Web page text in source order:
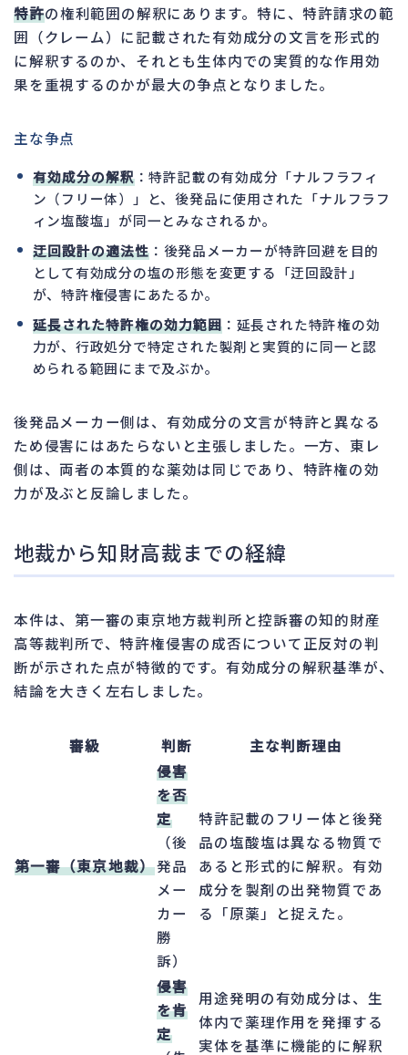
特許の権利範囲の解釈にあります。特に、特許請求の範
囲（クレーム）に記載された有効成分の文言を形式的
に解釈するのか、それとも生体内での実質的な作用効
果を重視するのかが最大の争点となりました。
主な争点
有効成分の解釈：特許記載の有効成分「ナルフラフィ
ン（フリー体）」と、後発品に使用された「ナルフラフ
ィン塩酸塩」が同一とみなされるか。
迂回設計の適法性：後発品メーカーが特許回避を目的
として有効成分の塩の形態を変更する「迂回設計」
が、特許権侵害にあたるか。
延長された特許権の効力範囲：延長された特許権の効
力が、行政処分で特定された製剤と実質的に同一と認
められる範囲にまで及ぶか。
後発品メーカー側は、有効成分の文言が特許と異なる
ため侵害にはあたらないと主張しました。一方、東レ
側は、両者の本質的な薬効は同じであり、特許権の効
力が及ぶと反論しました。
地裁から知財高裁までの経緯
本件は、第一審の東京地方裁判所と控訴審の知的財産
高等裁判所で、特許権侵害の成否について正反対の判
断が示された点が特徴的です。有効成分の解釈基準が、
結論を大きく左右しました。
審級 判断 主な判断理由
第一審（東京地裁）
侵害
を否
定
（後
発品
メー
カー
勝
訴）
特許記載のフリー体と後発
品の塩酸塩は異なる物質で
あると形式的に解釈。有効
成分を製剤の出発物質であ
る「原薬」と捉えた。
侵害
を肯
定
用途発明の有効成分は、生
体内で薬理作用を発揮する
実体を基準に機能的に解釈